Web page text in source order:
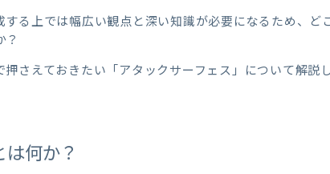
する上では幅広い観点 と深い知識が必要になるため、ど
さえておきたい「アタックサーフェス」について解説し
は何か？